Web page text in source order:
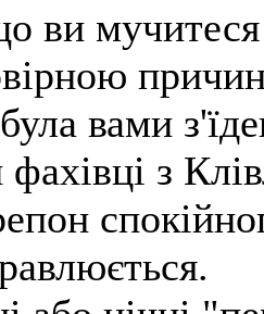
ви мучитеся
вами
з